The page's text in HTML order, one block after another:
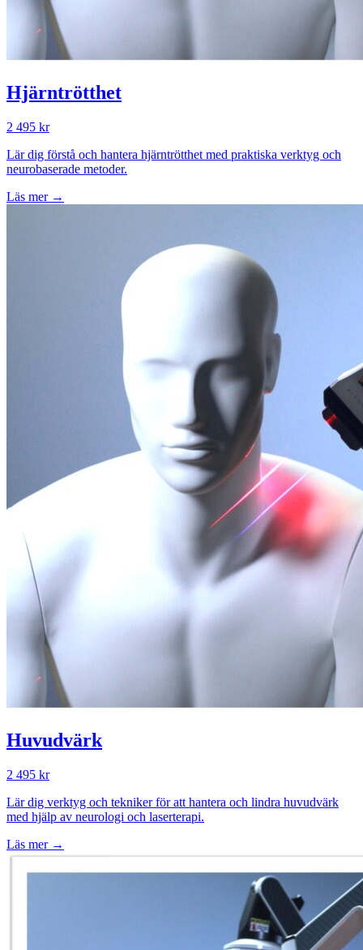
Hjärntrötthet
2 495 kr
Lär dig förstå och hantera hjärntrötthet med praktiska verktyg och
neurobaserade metoder.
Läs mer →
Huvudvärk
2 495 kr
Lär dig verktyg och tekniker för att hantera och lindra huvudvärk
med hjälp av neurologi och laserterapi.
Läs mer →